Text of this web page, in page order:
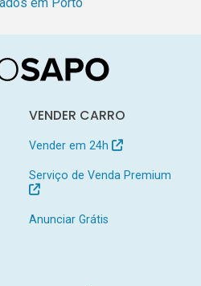
em Porto
VENDER CARRO
Vender em 24h
Serviço de Venda Premium
Anunciar Grátis